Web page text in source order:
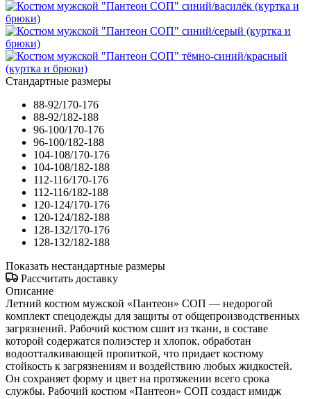
Стандартные размеры
88-92/170-176
88-92/182-188
96-100/170-176
96-100/182-188
104-108/170-176
104-108/182-188
112-116/170-176
112-116/182-188
120-124/170-176
120-124/182-188
128-132/170-176
128-132/182-188
Показать нестандартные размеры
Рассчитать доставку
Описание
Летний костюм мужской «Пантеон» СОП — недорогой
комплект спецодежды для защиты от общепроизводственных
загрязнений. Рабочий костюм сшит из ткани, в составе
которой содержатся полиэстер и хлопок, обработан
водоотталкивающей пропиткой, что придает костюму
стойкость к загрязнениям и воздействию любых жидкостей.
Он сохраняет форму и цвет на протяжении всего срока
службы. Рабочий костюм «Пантеон» СОП создаст имидж